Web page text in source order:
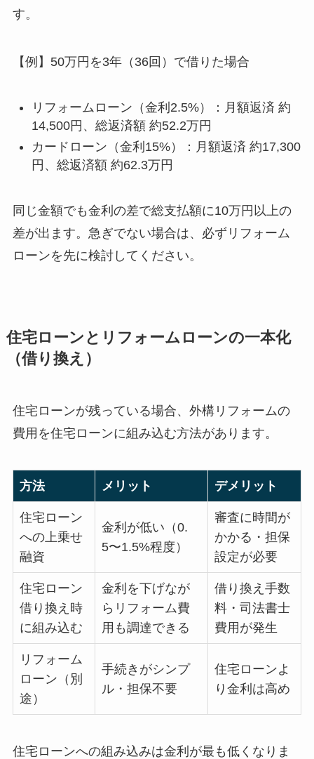
す。
【例】50万円を3年（36回）で借りた場合
リフォームローン（金利2.5%）：月額返済 約
14,500円、総返済額 約52.2万円
カードローン（金利15%）：月額返済 約17,300
円、総返済額 約62.3万円
同じ金額でも金利の差で総支払額に10万円以上の
差が出ます。急ぎでない場合は、必ずリフォーム
ローンを先に検討してください。
住宅ローンとリフォームローンの一本化
（借り換え）
住宅ローンが残っている場合、外構リフォームの
費用を住宅ローンに組み込む方法があります。
方法 メリット デメリット
住宅ローン
への上乗せ
融資
金利が低い（0.
5〜1.5%程度）
審査に時間が
かかる・担保
設定が必要
住宅ローン
借り換え時
に組み込む
金利を下げなが
らリフォーム費
用も調達できる
借り換え手数
料・司法書士
費用が発生
リフォーム
ローン（別
途）
手続きがシンプ
ル・担保不要
住宅ローンよ
り金利は高め
住宅ローンへの組み込みは金利が最も低くなりま